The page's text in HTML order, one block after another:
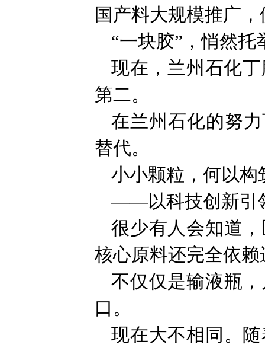
国产料大规模推广
“一块胶”，悄然
现在，兰州石化
第二。
在兰州石化的努
替代。
小小颗粒，何以构
——以科技创新引
很少有人会知道
核心原料还完全依赖
不仅仅是输液瓶
口。
现在大不相同。